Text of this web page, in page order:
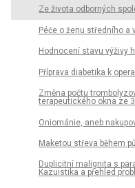
Ze života odborných
Péče o ženu středního a
Hodnocení stavu výživy
Příprava diabetika k
Změna počtu
terapeutického okna ze
Oniománie, aneb
Maketou střeva během
Duplicitní malignita s
Kazuistika a přehled